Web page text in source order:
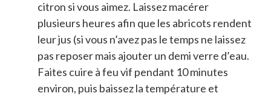
citron si vous aimez. Laissez macérer
plusieurs heures afin que les abricots rendent
leur jus (si vous n’avez pas le temps ne laissez
pas reposer mais ajouter un demi verre d’eau.
Faites cuire à feu vif pendant 10 minutes
environ, puis baissez la température et